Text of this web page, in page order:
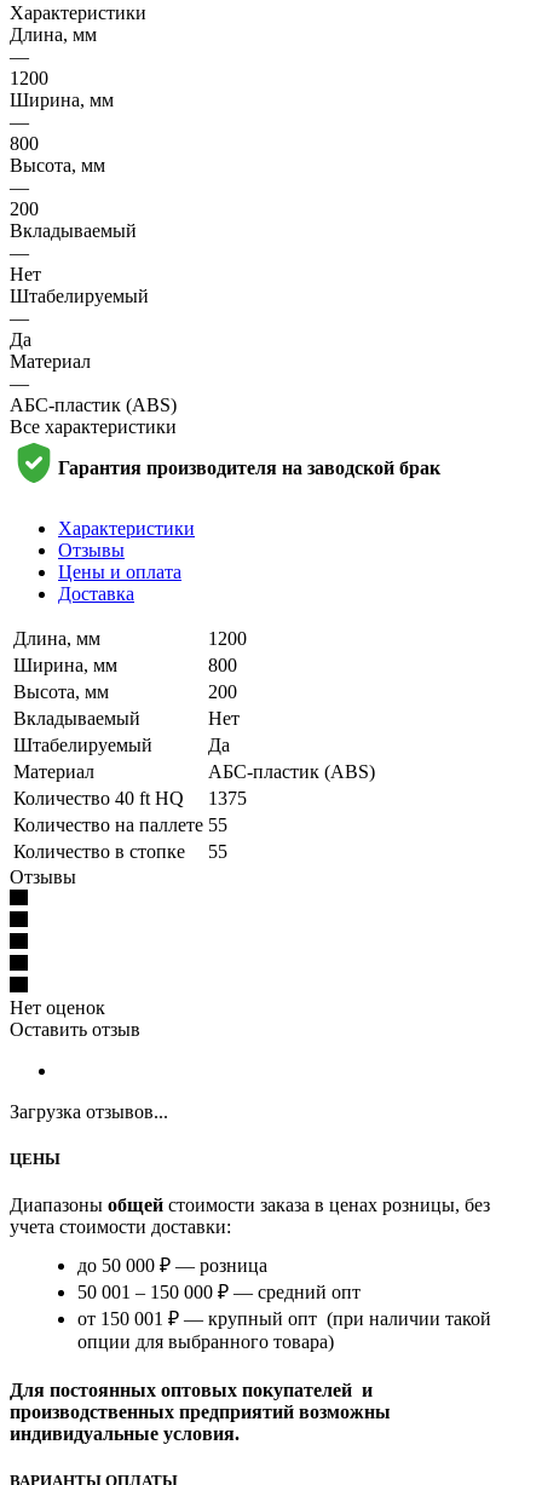
Характеристики
Длина, мм
—
1200
Ширина, мм
—
800
Высота, мм
—
200
Вкладываемый
—
Нет
Штабелируемый
—
Да
Материал
—
АБС-пластик (ABS)
Все характеристики
Гарантия производителя на заводской брак
Характеристики
Отзывы
Цены и оплата
Доставка
Длина, мм
1200
Ширина, мм
800
Высота, мм
200
Вкладываемый
Нет
Штабелируемый
Да
Материал
АБС-пластик (ABS)
Количество 40 ft HQ
1375
Количество на паллете 55
Количество в стопке
55
Отзывы
Нет оценок
Оставить отзыв
Загрузка отзывов...
ЦЕНЫ
Диапазоны общей стоимости заказа в ценах розницы, без
учета стоимости доставки:
до 50 000 ₽ — розница
50 001 – 150 000 ₽ — средний опт
от 150 001 ₽ — крупный опт (при наличии такой
опции для выбранного товара)
Для постоянных оптовых покупателей и
производственных предприятий возможны
индивидуальные условия.
ВАРИАНТЫ ОПЛАТЫ